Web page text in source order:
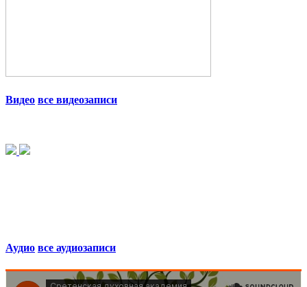
Видео все видеозаписи
Аудио все аудиозаписи